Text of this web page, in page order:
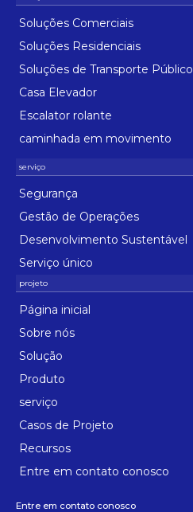
Soluções Comerciais
Soluções Residenciais
Soluções de Transporte Público
Casa Elevador
Escalator rolante
caminhada em movimento
Segurança
Gestão de Operações
Desenvolvimento Sustentável
Serviço único
Página inicial
Sobre nós
Solução
Produto
serviço
Casos de Projeto
Recursos
Entre em contato conosco
Entre em contato conosco